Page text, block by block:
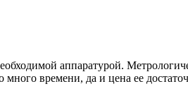
аппаратурой.
много времени, да и цена ее